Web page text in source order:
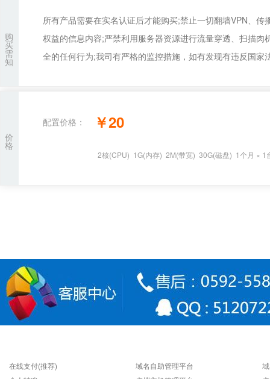
购
买
需
知
所有产品需要在实名认证后才能购买;禁止一切翻墙VPN、
权益的信息内容;严禁利用服务器资源进行流量穿透、扫描
全的任何行为;我司有严格的监控措施，如有发现有违反国
价
格
配置价格： ￥20
2核(CPU) 1G(内存) 2M(带宽) 30G(磁盘) 1个月 × 1
在线支付(推荐)
域名自助管理平台